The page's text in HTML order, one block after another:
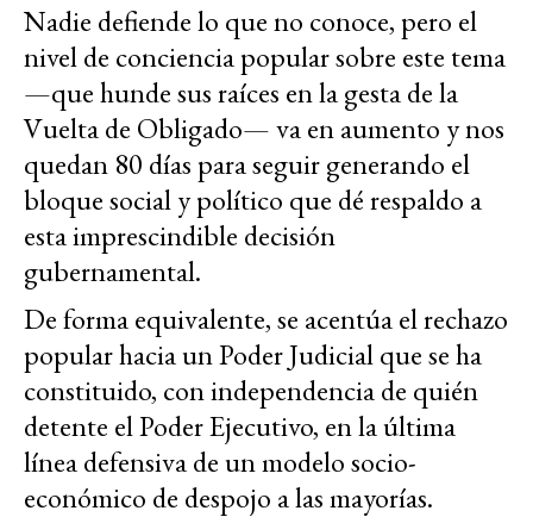
Nadie defiende lo que no conoce, pero el
nivel de conciencia popular sobre este tema
—que hunde sus raíces en la gesta de la
Vuelta de Obligado— va en aumento y nos
quedan 80 días para seguir generando el
bloque social y político que dé respaldo a
esta imprescindible decisión
gubernamental.
De forma equivalente, se acentúa el rechazo
popular hacia un Poder Judicial que se ha
constituido, con independencia de quién
detente el Poder Ejecutivo, en la última
línea defensiva de un modelo socio-
económico de despojo a las mayorías.